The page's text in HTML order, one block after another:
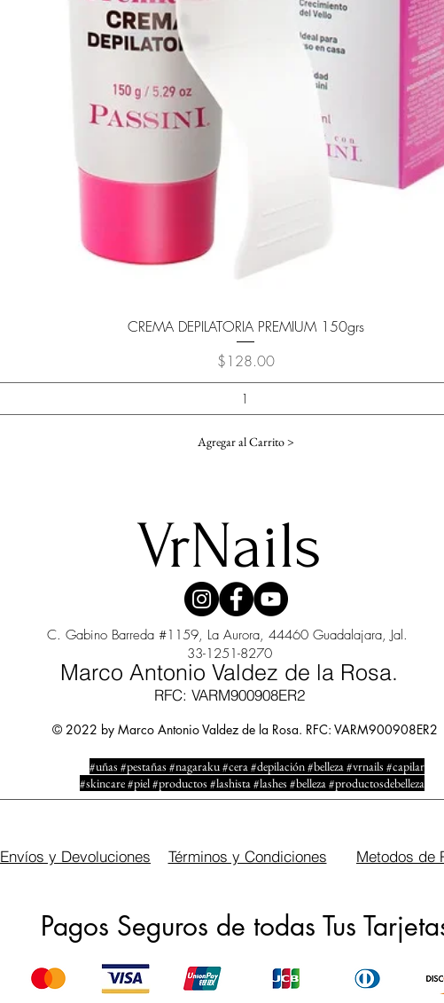
Vista rápida
CREMA DEPILATORIA PREMIUM 150grs
Precio
$128.00
Agregar al Carrito >
VrNails
C. Gabino Barreda #1159, La Aurora, 44460 Guadalajara, Jal.
33-1251-8270
Marco Antonio Valdez de la Rosa.
RFC: VARM900908ER2
© 2022 by Marco Antonio Valdez de la Rosa. RFC: VARM900908ER2
#uñas #pestañas #nagaraku #cera #depilación #belleza #vrnails #capilar
#skincare #piel #productos #lashista #lashes #belleza #productosdebelleza
Envíos y Devoluciones Términos y Condiciones Metodos de
Pagos Seguros de todas Tus